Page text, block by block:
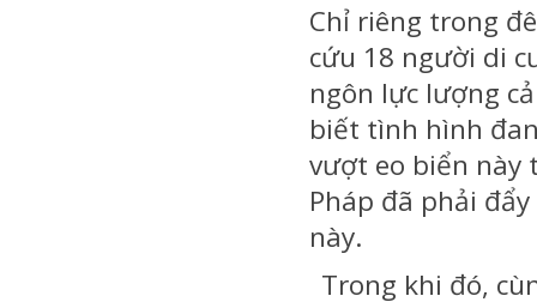
Chỉ riêng trong
cứu 18 người di
ngôn lực lượng
biết tình hình
vượt eo biển này
Pháp đã phải
này.
Trong khi đó,